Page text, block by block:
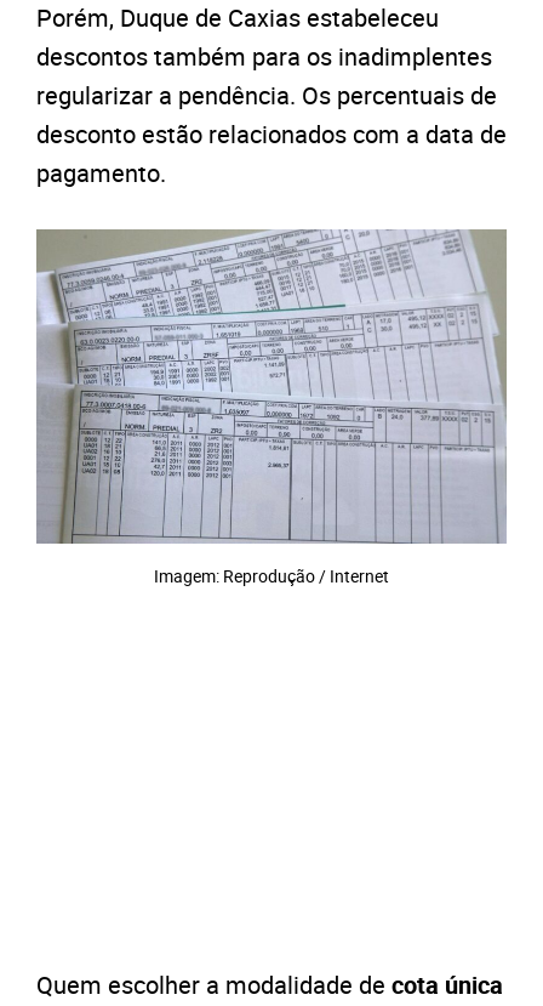
Porém, Duque de Caxias estabeleceu
descontos também para os inadimplentes
regularizar a pendência. Os percentuais de
desconto estão relacionados com a data de
pagamento.
Imagem: Reprodução / Internet
Quem escolher a modalidade de cota única